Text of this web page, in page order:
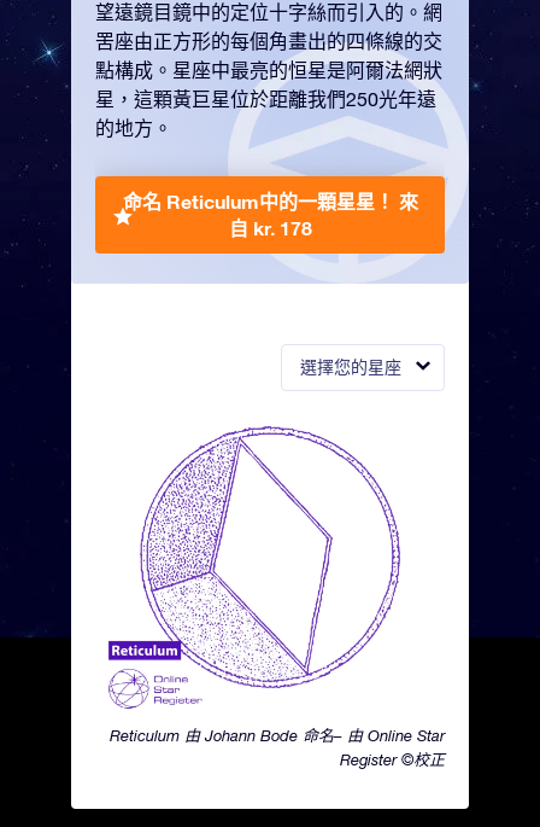
選擇您的星座
Reticulum 由 Johann Bode 命名– 由 Online Star
Register ©校正
望遠鏡目鏡中的定位十字絲而引入的。網
罟座由正方形的每個角畫出的四條線的交
點構成。星座中最亮的恒星是阿爾法網狀
星，這顆黃巨星位於距離我們250光年遠
的地方。
命名 Reticulum中的一顆星星！ 來
自 kr. 178